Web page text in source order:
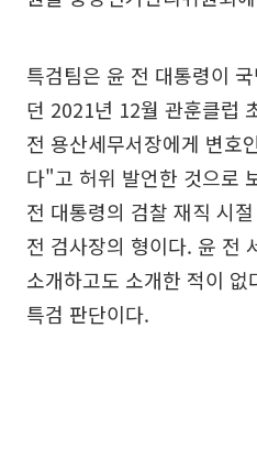
특검팀은 윤 전 대통령이
던 2021년 12월 관훈클럽
전 용산세무서장에게 변호
다"고 허위 발언한 것으로
전 대통령의 검찰 재직 시
전 검사장의 형이다. 윤 전
소개하고도 소개한 적이
특검 판단이다.